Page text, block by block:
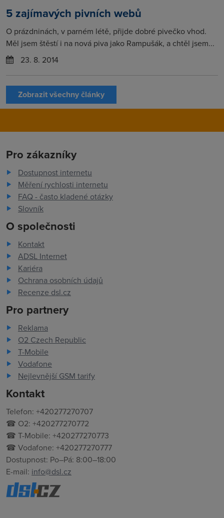
5 zajímavých pivních webů
O prázdninách, v parném létě, přijde dobré pivečko vhod.
Měl jsem štěstí i na nová piva jako Rampušák, a chtěl jsem...
23. 8. 2014
Zobrazit všechny články
Pro zákazníky
Dostupnost internetu
Měření rychlosti internetu
FAQ - často kladené otázky
Slovník
O společnosti
Kontakt
ADSL Internet
Kariéra
Ochrana osobních údajů
Recenze dsl.cz
Pro partnery
Reklama
O2 Czech Republic
T-Mobile
Vodafone
Nejlevnější GSM tarify
Kontakt
Telefon: +420277270707
☎ O2: +420277270772
☎ T-Mobile: +420277270773
☎ Vodafone: +420277270777
Dostupnost: Po–Pá: 8:00–18:00
E-mail: info@dsl.cz